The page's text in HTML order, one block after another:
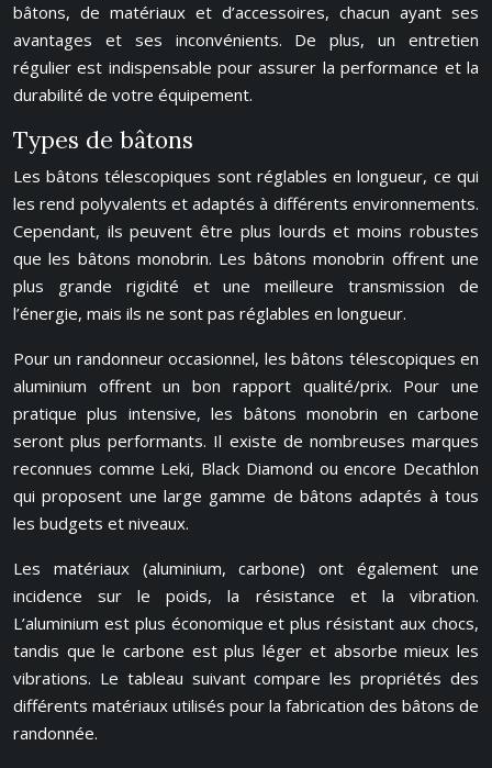
bâtons, de matériaux et d’accessoires, chacun ayant ses
avantages et ses inconvénients. De plus, un entretien
régulier est indispensable pour assurer la performance et la
durabilité de votre équipement.
Types de bâtons
Les bâtons télescopiques sont réglables en longueur, ce qui
les rend polyvalents et adaptés à différents environnements.
Cependant, ils peuvent être plus lourds et moins robustes
que les bâtons monobrin. Les bâtons monobrin offrent une
plus grande rigidité et une meilleure transmission de
l’énergie, mais ils ne sont pas réglables en longueur.
Pour un randonneur occasionnel, les bâtons télescopiques en
aluminium offrent un bon rapport qualité/prix. Pour une
pratique plus intensive, les bâtons monobrin en carbone
seront plus performants. Il existe de nombreuses marques
reconnues comme Leki, Black Diamond ou encore Decathlon
qui proposent une large gamme de bâtons adaptés à tous
les budgets et niveaux.
Les matériaux (aluminium, carbone) ont également une
incidence sur le poids, la résistance et la vibration.
L’aluminium est plus économique et plus résistant aux chocs,
tandis que le carbone est plus léger et absorbe mieux les
vibrations. Le tableau suivant compare les propriétés des
différents matériaux utilisés pour la fabrication des bâtons de
randonnée.